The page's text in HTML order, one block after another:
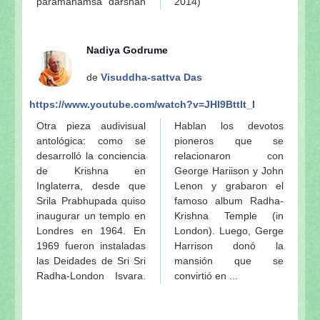
Nadiya Godrume
de Visuddha-sattva Das
https://www.youtube.com/watch?v=JHI9Bttlt_I
Otra pieza audivisual
antológica: como se
desarrolló la conciencia
de Krishna en
Inglaterra, desde que
Srila Prabhupada quiso
inaugurar un templo en
Londres en 1964. En
1969 fueron instaladas
las Deidades de Sri Sri
Radha-London Isvara.
Hablan los devotos
pioneros que se
relacionaron con
George Hariison y John
Lenon y grabaron el
famoso album Radha-
Krishna Temple (in
London). Luego, Gerge
Harrison donó la
mansión que se
convirtió en ...